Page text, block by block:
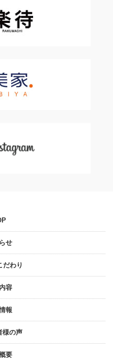
せ
だわり
容
報
様の声
要